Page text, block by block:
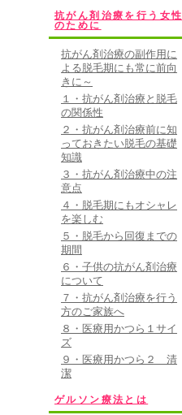
抗がん剤治療を行う女性
のために
抗がん剤治療の副作用に
よる脱毛期にも常に前向
きに～
１・抗がん剤治療と脱毛
の関係性
２・抗がん剤治療前に知
っておきたい脱毛の基礎
知識
３・抗がん剤治療中の注
意点
４・脱毛期にもオシャレ
を楽しむ
５・脱毛から回復までの
期間
６・子供の抗がん剤治療
について
７・抗がん剤治療を行う
方のご家族へ
８・医療用かつら１サイ
ズ
９・医療用かつら２ 清
潔
ゲルソン療法とは